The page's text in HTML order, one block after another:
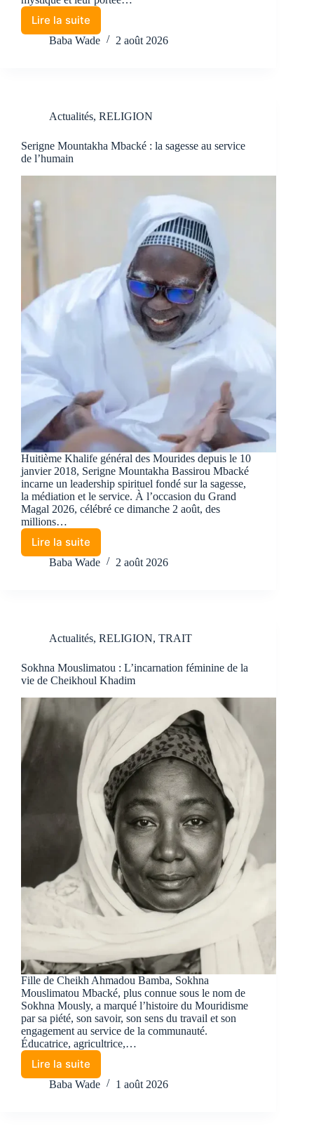
Lire la suite
Baba Wade 2 août 2026
Actualités, RELIGION
Serigne Mountakha Mbacké : la sagesse au service
de l’humain
Huitième Khalife général des Mourides depuis le 10
janvier 2018, Serigne Mountakha Bassirou Mbacké
incarne un leadership spirituel fondé sur la sagesse,
la médiation et le service. À l’occasion du Grand
Magal 2026, célébré ce dimanche 2 août, des
millions…
Lire la suite
Baba Wade 2 août 2026
Actualités, RELIGION, TRAIT
Sokhna Mouslimatou : L’incarnation féminine de la
vie de Cheikhoul Khadim
Fille de Cheikh Ahmadou Bamba, Sokhna
Mouslimatou Mbacké, plus connue sous le nom de
Sokhna Mously, a marqué l’histoire du Mouridisme
par sa piété, son savoir, son sens du travail et son
engagement au service de la communauté.
Éducatrice, agricultrice,…
Lire la suite
Baba Wade 1 août 2026